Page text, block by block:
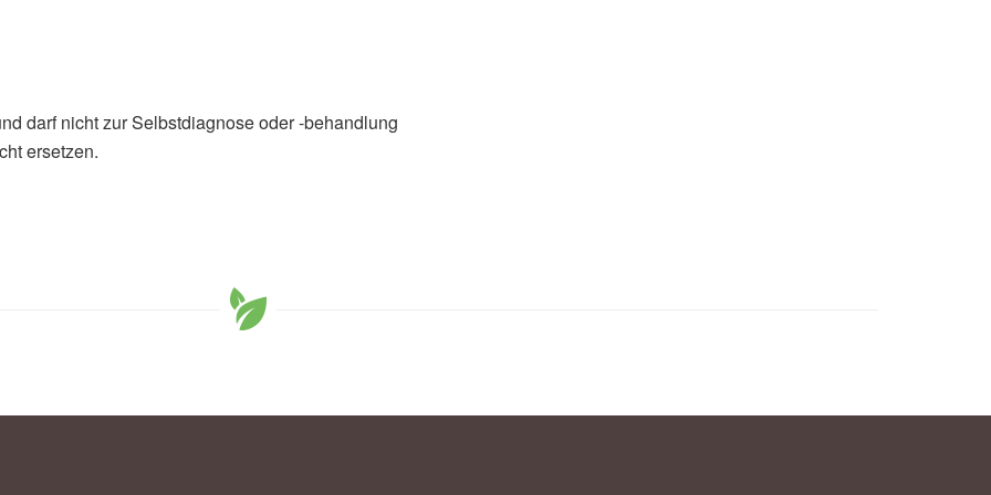
constipation and depression (veröffentlicht
darf nicht zur Selbstdiagnose oder -behandlung
ersetzen.